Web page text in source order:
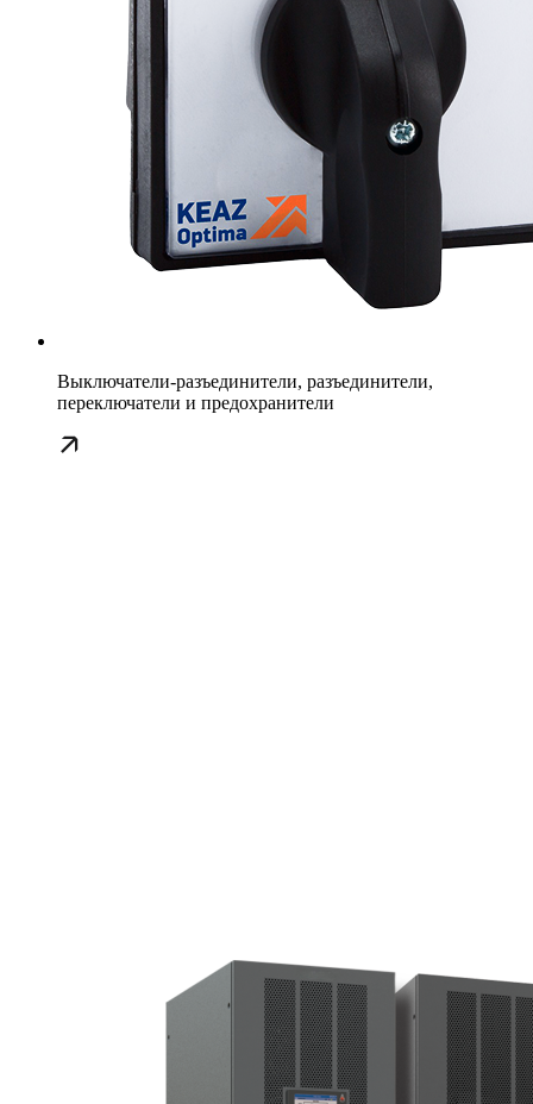
Выключатели-разъединители, разъединители,
переключатели и предохранители